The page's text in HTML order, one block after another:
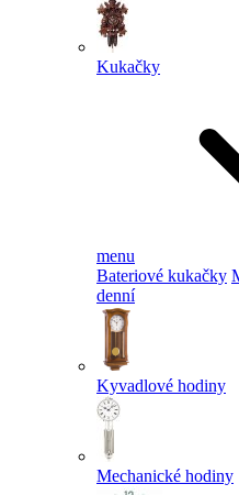
Kukačky
menu
Bateriové kukačky
denní
Kyvadlové hodiny
Mechanické hodiny